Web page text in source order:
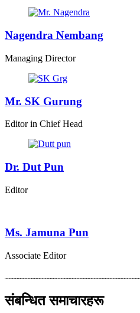
Nagendra Nembang
Managing Director
Mr. SK Gurung
Editor in Chief Head
Dr. Dut Pun
Editor
Ms. Jamuna Pun
Associate Editor
संबन्धित समाचारहरू